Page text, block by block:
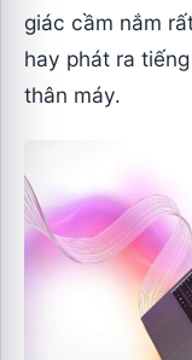
giác cầm nắm
hay phát ra
thân máy.